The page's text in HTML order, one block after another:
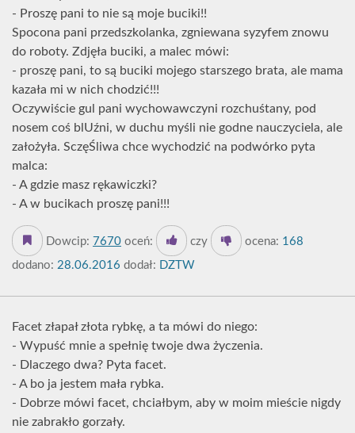
- Proszę pani to nie są moje buciki!!
Spocona pani przedszkolanka, zgniewana syzyfem znowu
do roboty. Zdjęła buciki, a malec mówi:
- proszę pani, to są buciki mojego starszego brata, ale mama
kazała mi w nich chodzić!!!
Oczywiście gul pani wychowawczyni rozchuśtany, pod
nosem coś blUźni, w duchu myśli nie godne nauczyciela, ale
założyła. SczęŚliwa chce wychodzić na podwórko pyta
malca:
- A gdzie masz rękawiczki?
- A w bucikach proszę pani!!!
Dowcip: 7670 oceń: czy ocena: 168
dodano: 28.06.2016 dodał: DZTW
Facet złapał złota rybkę, a ta mówi do niego:
- Wypuść mnie a spełnię twoje dwa życzenia.
- Dlaczego dwa? Pyta facet.
- A bo ja jestem mała rybka.
- Dobrze mówi facet, chciałbym, aby w moim mieście nigdy
nie zabrakło gorzały.